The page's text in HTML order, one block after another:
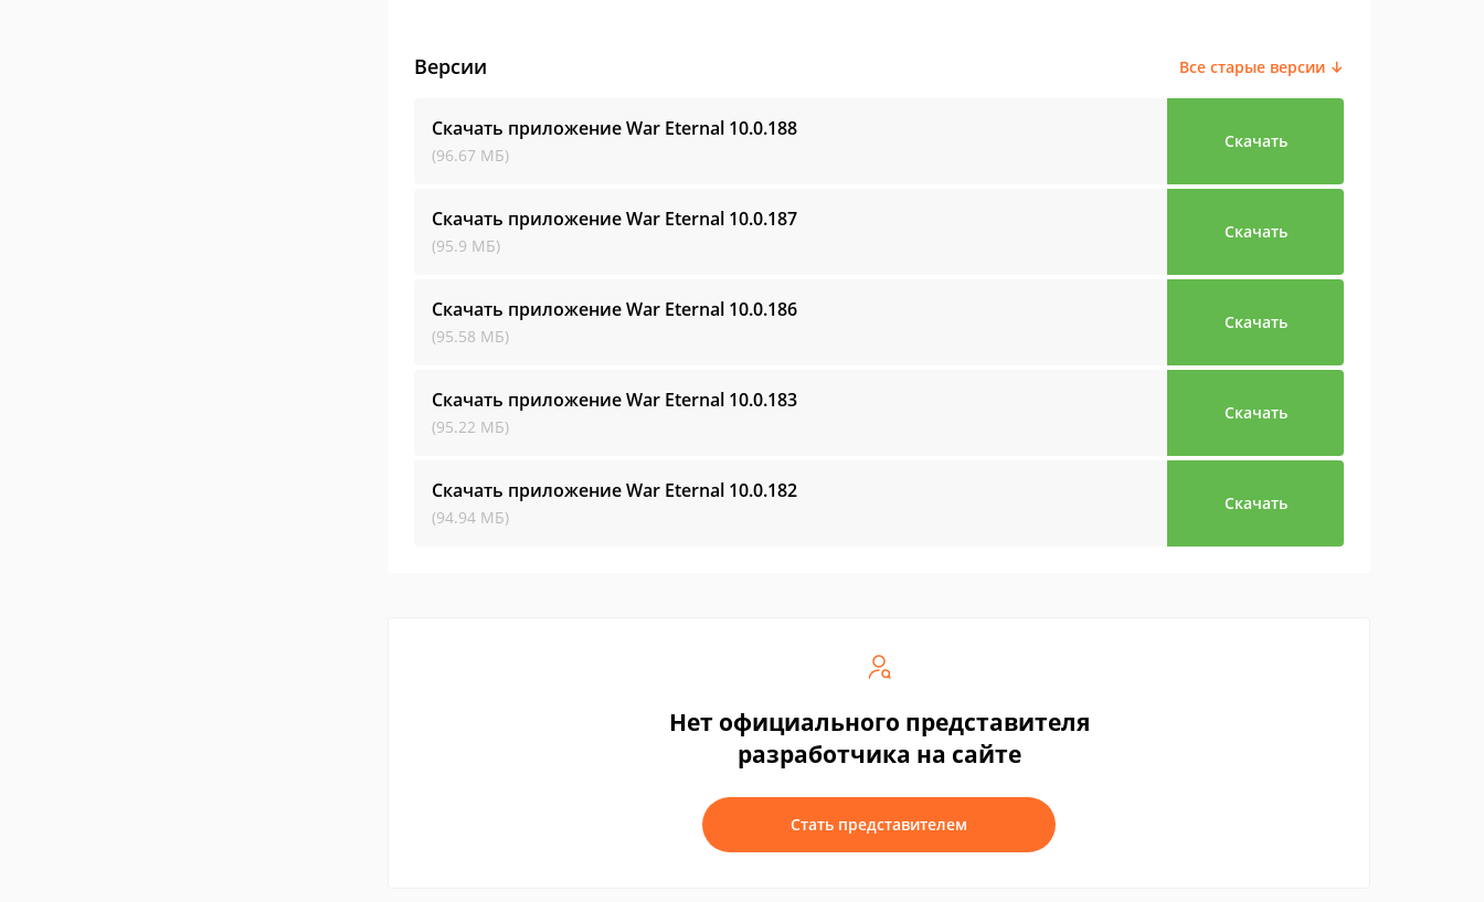
Версии Все старые версии ↓
Скачать приложение War Eternal 10.0.188
(96.67 МБ)
Скачать
Скачать приложение War Eternal 10.0.187
(95.9 МБ)
Скачать
Скачать приложение War Eternal 10.0.186
(95.58 МБ)
Скачать
Скачать приложение War Eternal 10.0.183
(95.22 МБ)
Скачать
Скачать приложение War Eternal 10.0.182
(94.94 МБ)
Скачать
Нет официального представителя
разработчика на сайте
Стать представителем